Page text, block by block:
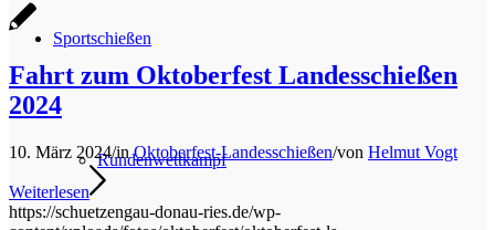
Sportschießen
Rundenwettkampf
Fahrt zum Oktoberfest Landesschießen
2024
10. März 2024/inOktoberfest-Landesschießen/von Helmut Vogt
Weiterlesen
https://schuetzengau-donau-ries.de/wp-